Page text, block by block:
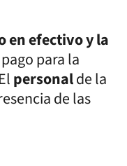
en efectivo y la
para la
Elpersonalde la
de las